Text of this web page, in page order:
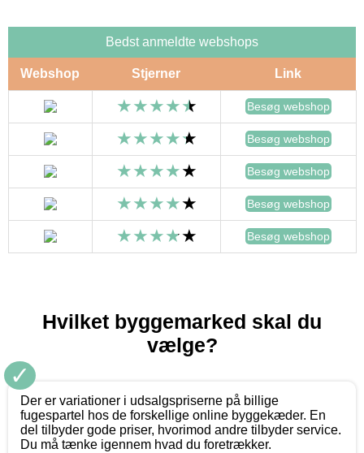
Bedst anmeldte webshops
Webshop Stjerner Link
Besøg webshop
Besøg webshop
Besøg webshop
Besøg webshop
Besøg webshop
Hvilket byggemarked skal du
vælge?
✓
Der er variationer i udsalgspriserne på billige
fugespartel hos de forskellige online byggekæder. En
del tilbyder gode priser, hvorimod andre tilbyder service.
Du må tænke igennem hvad du foretrækker.